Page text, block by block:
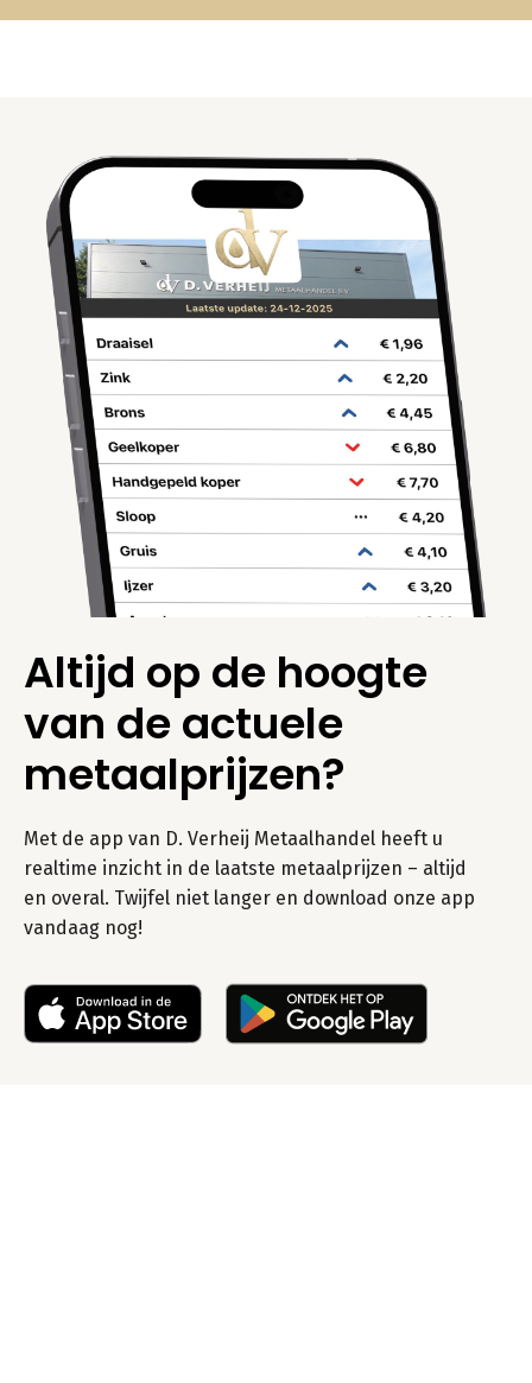
Altijd op de hoogte
van de actuele
metaalprijzen?
Met de app van D. Verheij Metaalhandel heeft u
realtime inzicht in de laatste metaalprijzen – altijd
en overal. Twijfel niet langer en download onze app
vandaag nog!